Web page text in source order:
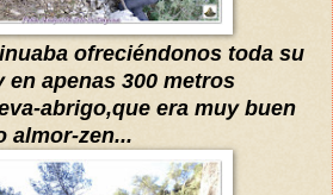
ofreciéndonos toda su
apenas 300 metros
abrigo,que era muy buen
almor-zen...